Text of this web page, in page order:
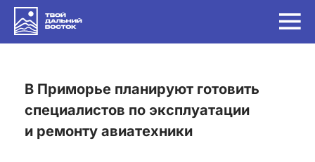
в Приморье планируют готовить
специалистов по эксплуатации
и ремонту авиатехники